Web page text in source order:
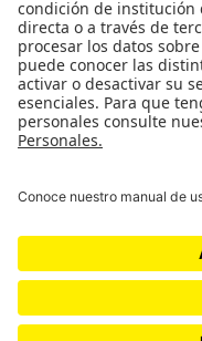
¿Quiénes somos?
Podcasts
Ediciones especiales
Proyectos 070